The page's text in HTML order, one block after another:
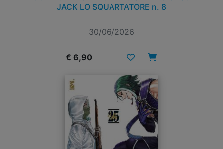
JACK LO SQUARTATORE n. 8
30/06/2026
€ 6,90